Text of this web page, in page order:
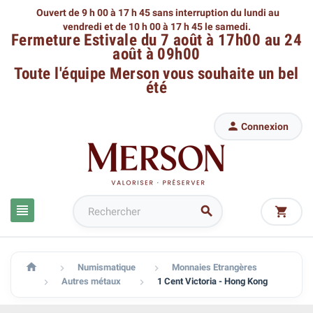
Ouvert de 9 h 00 à 17 h 45 sans interruption du lundi au
vendredi et de 10 h 00 à 17 h 45 le samedi.
Fermeture Estivale du 7 août à 17h00 au 24
août à 09h00
Toute l'équipe Mersonvous souhaite un bel
été
 
 Connexion

  Numismatique  Monnaies Etrangères
 Autres métaux  1 Cent Victoria - Hong Kong